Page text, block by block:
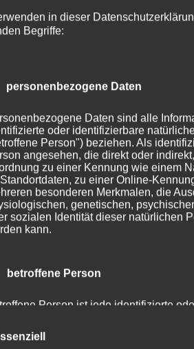
42,80€ Enthält 7%
in dieser
Begriffe:
Daten
Daten sind alle
oder identifizierbare
Person") beziehen. Als
angesehen, die direkt oder
zu einer Kennung wie einem
zu einer Online-
besonderen Merkmalen, die
genetischen,
sozialen Identität dieser natürlichen
kann.
Person
Person ist jede identifizierte
verarbeitet werden.